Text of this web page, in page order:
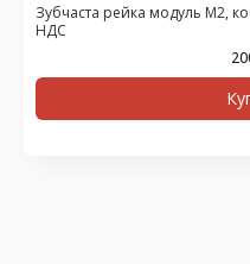
Зубчаста рейка модуль М2,
НДС